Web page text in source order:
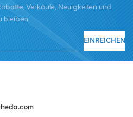
Huawei, ZTE, Bell, Alcatel,
werden unseren internationalen
Produkte, hochwertige
Preise und pünktliche Lieferung
Verkäufe, Neuigkeiten und
bleiben.
EINREICHEN